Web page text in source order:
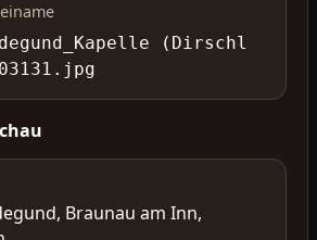
(Dirschl
Braunau am Inn,